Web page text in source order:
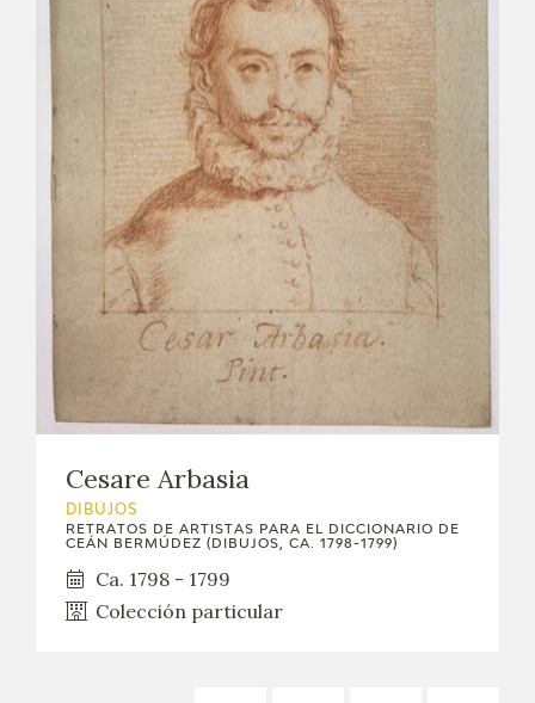
Cesare Arbasia
DIBUJOS
RETRATOS DE ARTISTAS PARA EL DICCIONARIO DE
CEÁN BERMÚDEZ (DIBUJOS, CA. 1798-1799)
Ca. 1798 - 1799
Colección particular